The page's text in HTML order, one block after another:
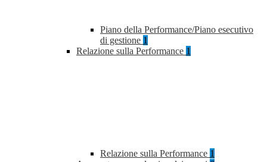
Piano della Performance/Piano esecutivo
di gestione 1
Relazione sulla Performance 1
Relazione sulla Performance 1